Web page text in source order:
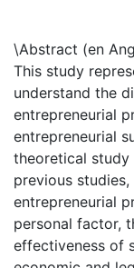
\Abstract (en
This study
understand the
entrepreneurial
entrepreneurial
theoretical
previous
entrepreneurial
personal factor,
effectiveness of